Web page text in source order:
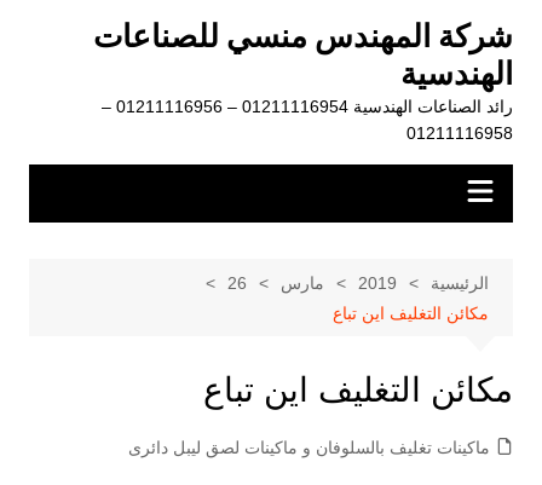
المحتوى
شركة المهندس منسي للصناعات
الهندسية
رائد الصناعات الهندسية 01211116954 – 01211116956 –
01211116958
الرئيسية 2019 مارس
26
مكائن التغليف اين تباع
مكائن التغليف اين تباع
ماكينات تغليف بالسلوفان و ماكينات لصق ليبل دائرى